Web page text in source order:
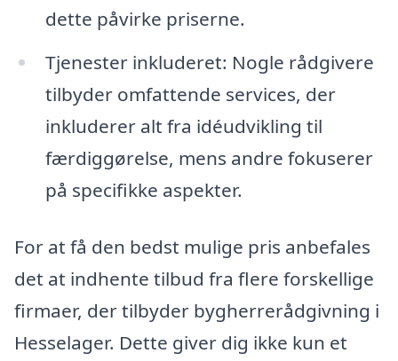
dette påvirke priserne.
Tjenester inkluderet: Nogle rådgivere
tilbyder omfattende services, der
inkluderer alt fra idéudvikling til
færdiggørelse, mens andre fokuserer
på specifikke aspekter.
For at få den bedst mulige pris anbefales
det at indhente tilbud fra flere forskellige
firmaer, der tilbyder bygherrerådgivning i
Hesselager. Dette giver dig ikke kun et